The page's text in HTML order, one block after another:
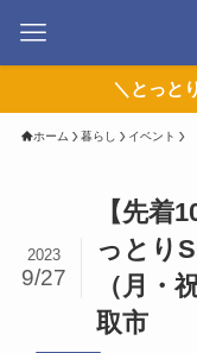
＼とっと
ホーム 暮らし イベント
【先着
っとり
（月・
取市
2023
9/27